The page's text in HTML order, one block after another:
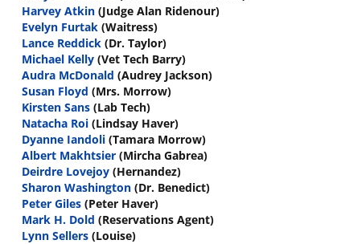
Harvey Atkin (Judge Alan Ridenour)
Evelyn Furtak (Waitress)
Lance Reddick (Dr. Taylor)
Michael Kelly (Vet Tech Barry)
Audra McDonald (Audrey Jackson)
Susan Floyd (Mrs. Morrow)
Kirsten Sans (Lab Tech)
Natacha Roi (Lindsay Haver)
Dyanne Iandoli (Tamara Morrow)
Albert Makhtsier (Mircha Gabrea)
Deirdre Lovejoy (Hernandez)
Sharon Washington (Dr. Benedict)
Peter Giles (Peter Haver)
Mark H. Dold (Reservations Agent)
Lynn Sellers (Louise)